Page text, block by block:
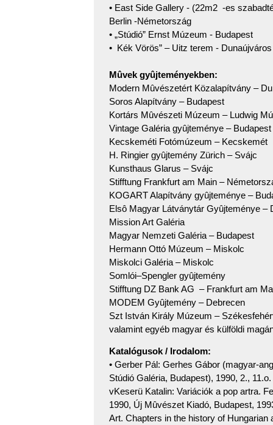
• East Side Gallery - (22m2 -es
Berlin -Németország
• „Stúdió” Ernst Múzeum - Budapest
• Kék Vörös” – Uitz terem - Dunaújváros
Mûvek gyûjteményekben:
Modern Mûvészetért Közalapítvány –
Soros Alapítvány – Budapest
Kortárs Mûvészeti Múzeum – Ludwig
Vintage Galéria gyûjteménye – Budapest
Kecskeméti Fotómúzeum – Kecskemét
H. Ringier gyûjtemény Zürich – Svájc
Kunsthaus Glarus – Svájc
Stifftung Frankfurt am Main –
KOGART Alapítvány gyûjteménye –
Elsô Magyar Látványtár Gyûjteménye –
Mission Art Galéria
Magyar Nemzeti Galéria – Budapest
Hermann Ottó Múzeum – Miskolc
Miskolci Galéria – Miskolc
Somlói–Spengler gyûjtemény
Stifftung DZ Bank AG – Frankfurt am
MODEM Gyûjtemény – Debrecen
Szt István Király Múzeum –
valamint egyéb magyar és külföldi
Katalógusok / Irodalom:
• Gerber Pál: Gerhes Gábor (magyar-
Stúdió Galéria, Budapest), 1990, 2., 11.o.
vKeserü Katalin: Variációk a pop artra.
1990, Új Mûvészet Kiadó, Budapest,
Art. Chapters in the history of Hungarian